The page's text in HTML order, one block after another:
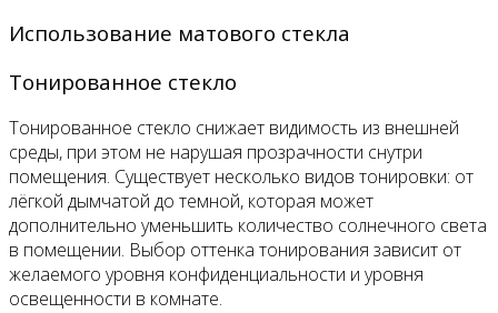
Использование матового стекла
Тонированное стекло
Тонированное стекло снижает видимость из внешней
среды, при этом не нарушая прозрачности снутри
помещения. Существует несколько видов тонировки: от
лёгкой дымчатой до темной, которая может
дополнительно уменьшить количество солнечного света
в помещении. Выбор оттенка тонирования зависит от
желаемого уровня конфиденциальности и уровня
освещенности в комнате.